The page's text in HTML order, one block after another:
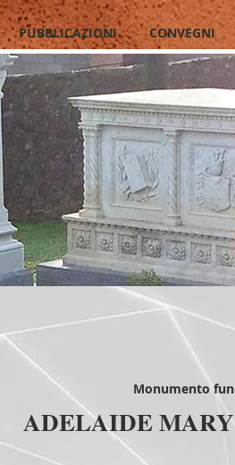
PUBBLICAZIONI CONVEGNI
ADELAIDE
Monumento